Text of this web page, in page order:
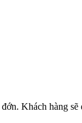
Khách hàng sẽ